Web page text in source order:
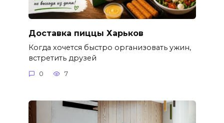
Доставка пиццы Харьков
Когда хочется быстро организовать ужин,
встретить друзей
0 7